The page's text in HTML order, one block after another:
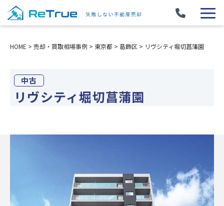
HOME > 売却・買取相場事例 > 東京都 > 葛飾区 > リヴシティ堀切菖蒲園
中古
リヴシティ堀切菖蒲園